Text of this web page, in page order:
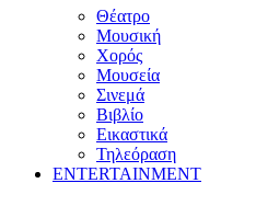
Θέατρο
Μουσική
Χορός
Μουσεία
Σινεμά
Βιβλίο
Εικαστικά
Τηλεόραση
ENTERTAINMENT